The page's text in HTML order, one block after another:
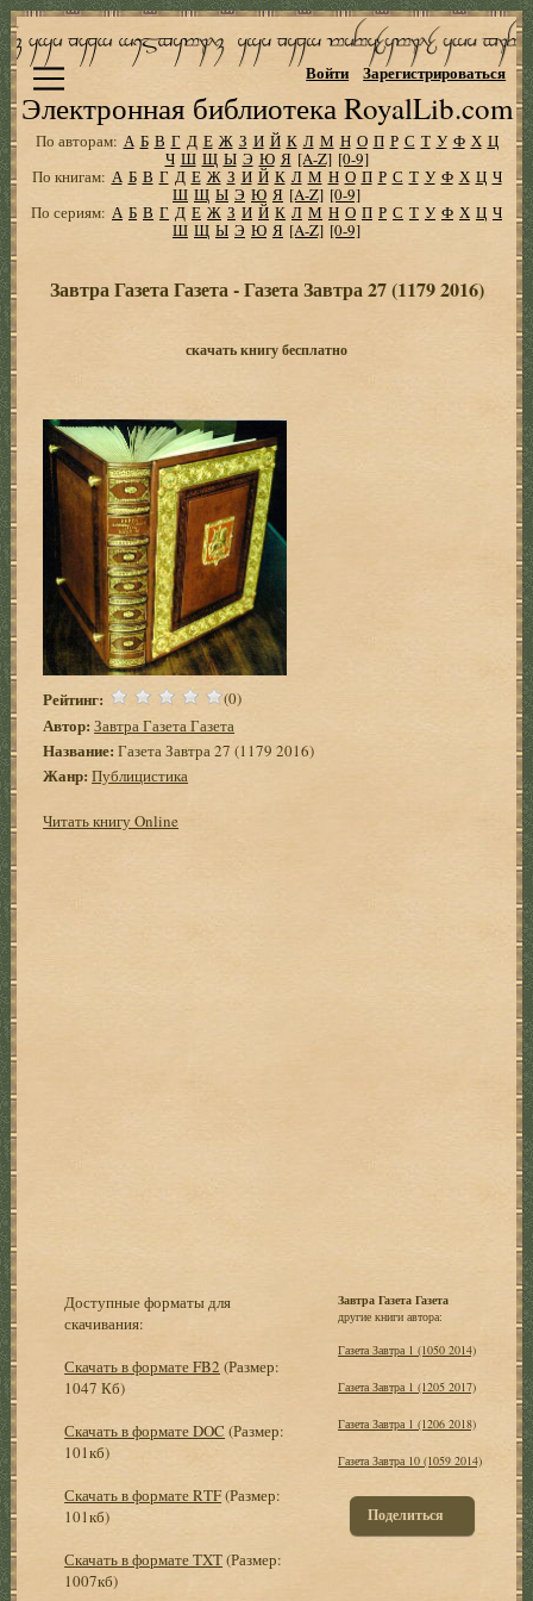
Электронная библиотека RoyalLib.com
Войти Зарегистрироваться
По авторам: А Б В Г Д Е Ж З И Й К Л М Н О П Р С Т У Ф Х Ц
Ч Ш Щ Ы Э Ю Я [A-Z] [0-9]
По книгам: А Б В Г Д Е Ж З И Й К Л М Н О П Р С Т У Ф Х Ц Ч
Ш Щ Ы Э Ю Я [A-Z] [0-9]
По сериям: А Б В Г Д Е Ж З И Й К Л М Н О П Р С Т У Ф Х Ц Ч
Ш Щ Ы Э Ю Я [A-Z] [0-9]
Завтра Газета Газета - Газета Завтра 27 (1179 2016)
скачать книгу бесплатно
Рейтинг: (0)
Автор: Завтра Газета Газета
Название: Газета Завтра 27 (1179 2016)
Жанр: Публицистика
Читать книгу Online
Доступные форматы для
скачивания:
Скачать в формате FB2 (Размер:
1047 Кб)
Скачать в формате DOC (Размер:
101кб)
Скачать в формате RTF(Размер:
101кб)
Скачать в формате TXT(Размер:
1007кб)
Завтра Газета Газета
другие книги автора:
Газета Завтра 1 (1050 2014)
Газета Завтра 1 (1205 2017)
Газета Завтра 1 (1206 2018)
Газета Завтра 10 (1059 2014)
Поделиться